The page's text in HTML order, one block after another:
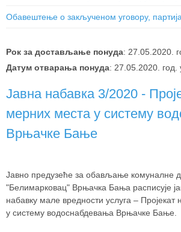
Обавештење о закљученом уговору,
Рок за достављање понуда: 27.05.2020.
Датум отварања понуда: 27.05.2020. год.
Јавна набавка 3/2020 -
мерних места у систему
Врњачке Бање
Јавно предузеће за обављање комуналне
"Белимарковац" Врњачка Бања расписује
набавку мале вредности услуга – Пројекат
у систему водоснабдевања Врњачке Бање.